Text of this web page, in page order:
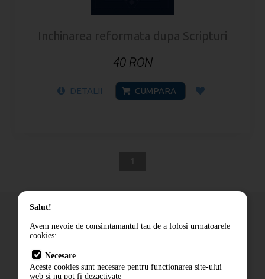
Inchinarea reformata dupa Scripturi
40 RON
DETALII CUMPARA
Cum comand
Livrare
Contact
Salut!
Avem nevoie de consimtamantul tau de a folosi urmatoarele
cookies:
Necesare
Aceste cookies sunt necesare pentru functionarea site-ului
web si nu pot fi dezactivate